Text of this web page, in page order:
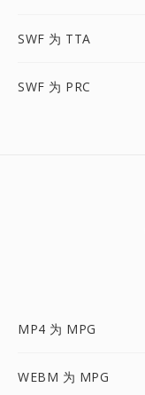
SWF 为 TTA
SWF 为 PRC
MP4 为 MPG
WEBM 为 MPG